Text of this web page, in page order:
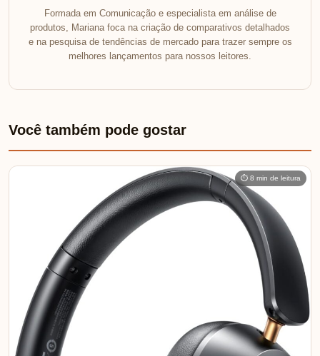
Formada em Comunicação e especialista em análise de
produtos, Mariana foca na criação de comparativos detalhados
e na pesquisa de tendências de mercado para trazer sempre os
melhores lançamentos para nossos leitores.
Você também pode gostar
⏱ 8 min de leitura